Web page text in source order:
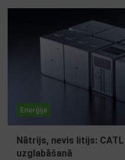
Enerģija
Nātrijs, nevis litijs:
uzglabāšanā